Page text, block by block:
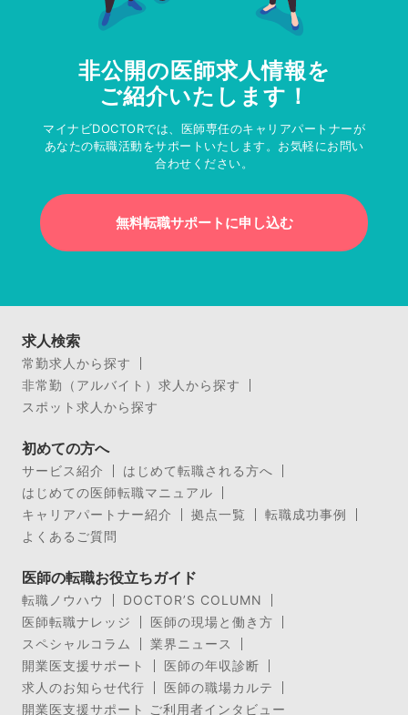
非公開の医師求人情報を
ご紹介いたします！
マイナビDOCTORでは、医師専任のキャリアパートナーが
あなたの転職活動をサポートいたします。お気軽にお問い
合わせください。
無料転職サポートに申し込む
求人検索
常勤求人から探す
非常勤（アルバイト）求人から探す
スポット求人から探す
初めての方へ
サービス紹介
はじめて転職される方へ
はじめての医師転職マニュアル
キャリアパートナー紹介
拠点一覧
転職成功事例
よくあるご質問
医師の転職お役立ちガイド
転職ノウハウ
DOCTOR’S COLUMN
医師転職ナレッジ
医師の現場と働き方
スペシャルコラム
業界ニュース
開業医支援サポート
医師の年収診断
求人のお知らせ代行
医師の職場カルテ
開業医支援サポート ご利用者インタビュー